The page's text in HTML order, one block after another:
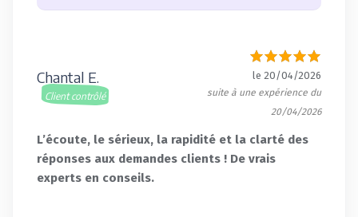
Chantal E.
Client contrôlé
le 20/04/2026
suite à une expérience du
20/04/2026
L’écoute, le sérieux, la rapidité et la clarté des
réponses aux demandes clients ! De vrais
experts en conseils.